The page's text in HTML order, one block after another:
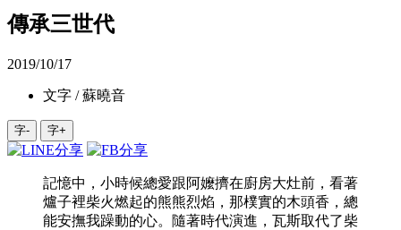
傳承三世代
2019/10/17
文字 / 蘇曉音
字- 字+
記憶中，小時候總愛跟阿嬤擠在廚房大灶前，看著
爐子裡柴火燃起的熊熊烈焰，那樸實的木頭香，總
能安撫我躁動的心。隨著時代演進，瓦斯取代了柴